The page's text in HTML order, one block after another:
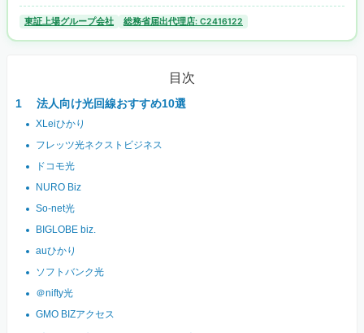
東証上場グループ会社 総務省届出代理店: C2416122
目次
法人向け光回線おすすめ10選
XLeiひかり
フレッツ光ネクストビジネス
ドコモ光
NURO Biz
So-net光
BIGLOBE biz.
auひかり
ソフトバンク光
＠nifty光
GMO BIZアクセス